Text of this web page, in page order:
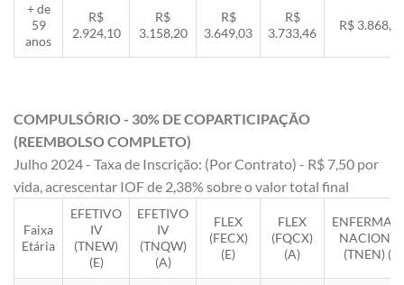
+ de
59
anos
R$
2.924,10
R$
3.158,20
R$
3.649,03
R$
3.733,46
R$
COMPULSÓRIO - 30% DE COPARTICIPAÇÃO
(REEMBOLSO COMPLETO)
Julho 2024 - Taxa de Inscrição: (Por Contrato) - R$ 7,50 por
vida, acrescentar IOF de 2,38% sobre o valor total final
Faixa
Etária
EFETIVO
IV
(TNEW)
(E)
EFETIVO
IV
(TNQW)
(A)
FLEX
(FECX)
(E)
FLEX
(FQCX)
(A)
(TNEN) (E)